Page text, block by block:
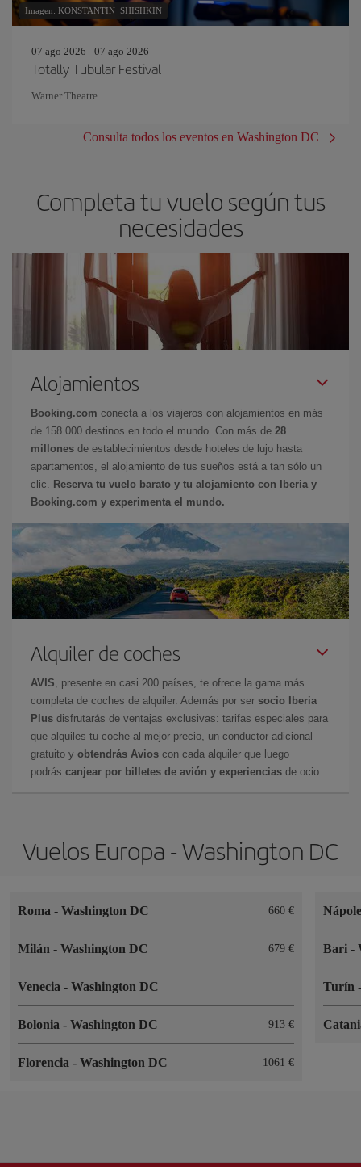
Imagen: KONSTANTIN_SHISHKIN
07 ago 2026 - 07 ago 2026
Totally Tubular Festival
Warner Theatre
Consulta todos los eventos en Washington DC
Completa tu vuelo según tus
necesidades
Alojamientos
Booking.com conecta a los viajeros con alojamientos en más
de 158.000 destinos en todo el mundo. Con más de 28
millones de establecimientos desde hoteles de lujo hasta
apartamentos, el alojamiento de tus sueños está a tan sólo un
clic.
Reserva tu vuelo barato y tu alojamiento con Iberia y
Booking.com y experimenta el mundo.
Alquiler de coches
AVIS , presente en casi 200 países, te ofrece la gama más
completa de coches de alquiler. Además por ser socio Iberia
Plus disfrutarás de ventajas exclusivas: tarifas especiales para
que alquiles tu coche al mejor precio, un conductor adicional
gratuito y obtendrás Avios con cada alquiler que luego
podrás canjear por billetes de avión y experiencias de ocio.
Vuelos Europa - Washington DC
Roma - Washington DC 660
Milán - Washington DC 679
Venecia - Washington DC
Bolonia - Washington DC 913
Florencia - Washington DC 1061
Bari-
Turín